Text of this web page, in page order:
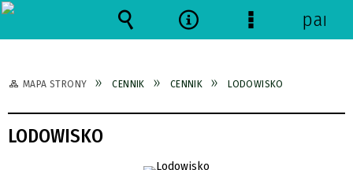
MAPA STRONY CENNIK CENNIK LODOWISKO
LODOWISKO
Wyszukiwarka
NarzędziaMenu
panel